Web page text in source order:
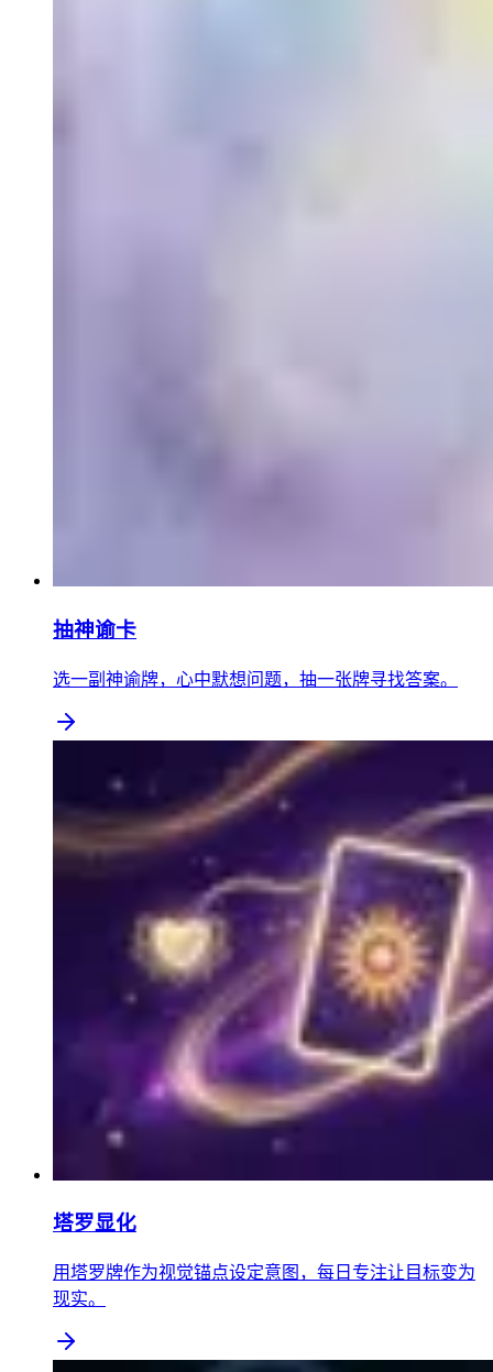
抽神谕卡
选一副神谕牌，心中默想问题，抽一张牌寻找答案。
塔罗显化
用塔罗牌作为视觉锚点设定意图，每日专注让目标变为
现实。